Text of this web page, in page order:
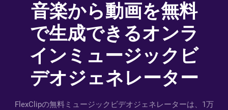
音楽から動画を無料
で生成できるオンラ
インミュージックビ
デオジェネレーター
FlexClipの無料ミュージックビデオジェネレーターは、1万